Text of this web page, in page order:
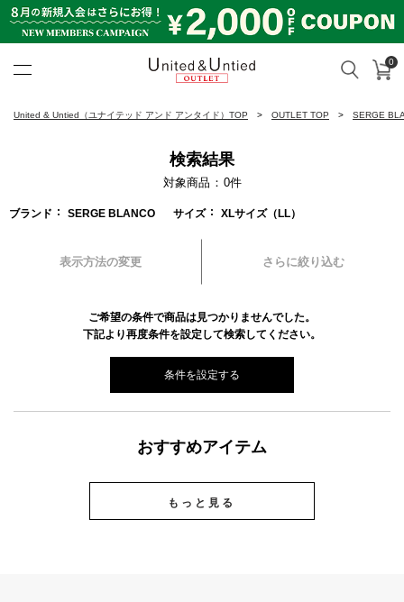
検索 カ
0
United & Untied（ユナイテッド アンド アンタイド）TOP OUTLET TOP SERGE
検索結果
対象商品 0件
ブランド SERGE BLANCO サイズ XLサイズ（LL）
表示方法の変更 さらに絞り込む
ご希望の条件で商品は見つかりませんでした。
下記より再度条件を設定して検索してください。
条件を設定する
おすすめアイテム
もっと見る